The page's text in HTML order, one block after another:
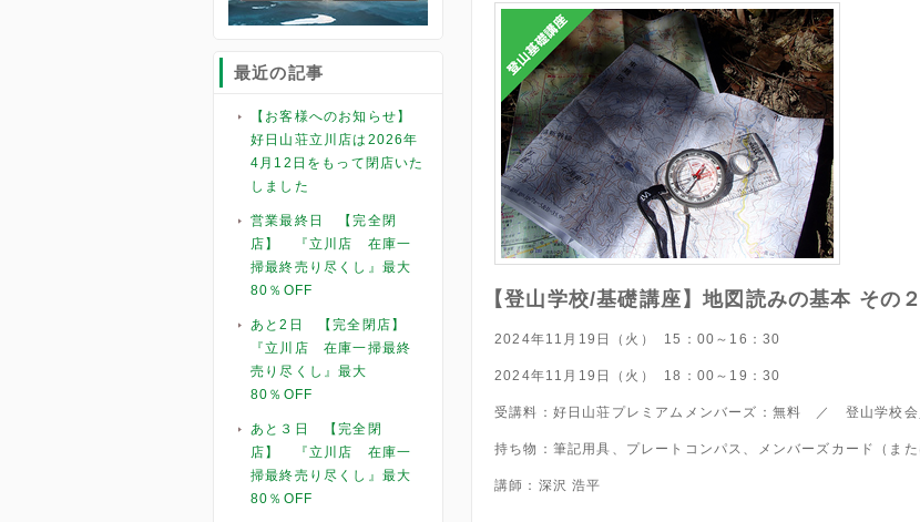
最近の記事
【お客様へのお知らせ】
好日山荘立川店は2026年
4月12日をもって閉店いた
しました
営業最終日 【完全閉
店】 『立川店 在庫一
掃最終売り尽くし』最大
80％OFF
あと2日 【完全閉店】
『立川店 在庫一掃最終
売り尽くし』最大
80％OFF
あと３日 【完全閉
店】 『立川店 在庫一
掃最終売り尽くし』最大
80％OFF
【登山学校/基礎講座】地図読みの基本 その
2024年11月19日（火） 15：00～16：30
2024年11月19日（火） 18：00～19：30
受講料：好日山荘プレミアムメンバーズ：無料 ／ 登山学
持ち物：筆記用具、プレートコンパス、メンバーズカード（また
講師：深沢 浩平